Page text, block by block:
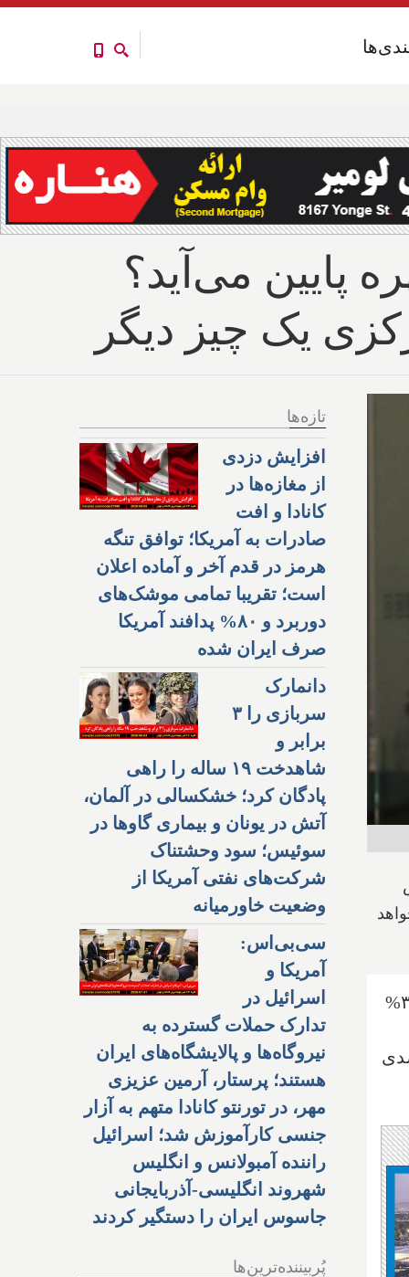
بهره پایین می‌آید؟
یک چیز دیگر
طبق اعلان اداره آمار کانادا، نرخ تورم سالانه در ماه گذشته (جون) به ۲.۸% کاهش یافت که از ۳.۴%
توجهی نسبت به اوج تورم ۸.۱ درصدی
تازه‌ها
افزایش دزدی
از مغازه‌ها در
کانادا و افت
صادرات به آمریکا؛ توافق تنگه
هرمز در قدم آخر و آماده اعلان
است؛ تقریبا تمامی موشک‌های
دوربرد و ۸۰% پدافند آمریکا
صرف ایران شده
دانمارک
سربازی را ۳
برابر و
شاهدخت ۱۹ ساله را راهی
پادگان کرد؛ خشکسالی در آلمان،
آتش در یونان و بیماری گاوها در
سوئیس؛ سود وحشتناک
شرکت‌های نفتی آمریکا از
وضعیت خاورمیانه
سی‌بی‌اس:
آمریکا و
اسرائیل در
تدارک حملات گسترده به
نیروگاه‌ها و پالایشگاه‌های ایران
هستند؛ پرستار، آرمین عزیزی
مهر، در تورنتو کانادا متهم به آزار
جنسی کارآموزش شد؛ اسرائیل
راننده آمبولانس و انگلیس
شهروند انگلیسی-آذربایجانی
جاسوس ایران را دستگیر کردند
پُربیننده‌ترین‌ها